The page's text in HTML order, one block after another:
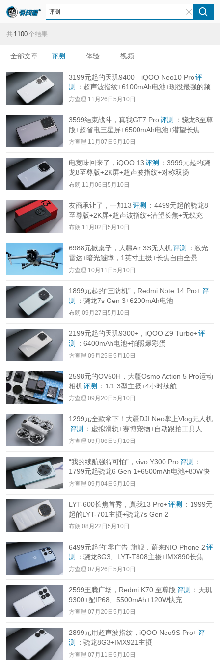
共 1100个结果
全部文章 评测 体验 视频
3199元起的天玑9400，iQOO Neo10 Pro评
测
：超声波指纹+6100mAh电池+现役最强的频
闪控制
方查理 11月26日5月10日
3599结束战斗，真我GT7 Pro评测
：骁龙8至尊
版+超省电三星屏+6500mAh电池+潜望长焦
方查理 11月07日5月10日
电竞味回来了，iQOO 13 评测
：3999元起的骁
龙8至尊版+2K屏+超声波指纹+对称双扬
布朗 11月06日5月10日
友商承让了，一加13 评测
：4499元起的骁龙8
至尊版+2K屏+超声波指纹+潜望长焦+无线充
布朗 11月02日5月10日
6988元掀桌子，大疆Air 3S无人机评测
：激光
雷达+暗光避障，1英寸主摄+长焦自由全景
方查理 10月11日5月10日
1899元起的“三防机”，Redmi Note 14 Pro+评
测
：骁龙7s Gen 3+6200mAh电池
布朗 09月27日5月10日
2199元起的天玑9300+，iQOO Z9 Turbo+评
测
：6400mAh电池+拍照爆彩蛋
方查理 09月25日5月10日
2598元的OV50H，大疆Osmo Action 5 Pro运动
相机评测 ：1/1.3型主摄+4小时续航
方查理 09月20日5月10日
1299元全款拿下！大疆DJI Neo掌上Vlog无人机
评测
：虚拟滑轨+赛博宠物+自动跟拍工具人
方查理 09月06日5月10日
“我的续航强得可怕”，vivo Y300 Pro评测
：
1799元起骁龙6 Gen 1+6500mAh电池+80W快
充
方查理 09月04日5月10日
LYT-600长焦首秀，真我13 Pro+评测
：1999元
起的LYT-701主摄+骁龙7s Gen 2
布朗 08月22日5月10日
6499元起的“零广告”旗舰，蔚来NIO Phone 2 评
测
：骁龙8G3、LYT-T808主摄+IMX890长焦
方查理 07月26日5月10日
2599王腾广场，Redmi K70 至尊版 评测
：天玑
9300+配IP68、5500mAh+120W快充
方查理 07月20日5月10日
2899元用超声波指纹，iQOO Neo9S Pro+评
测
：骁龙8G3+IMX921主摄
方查理 07月11日5月10日